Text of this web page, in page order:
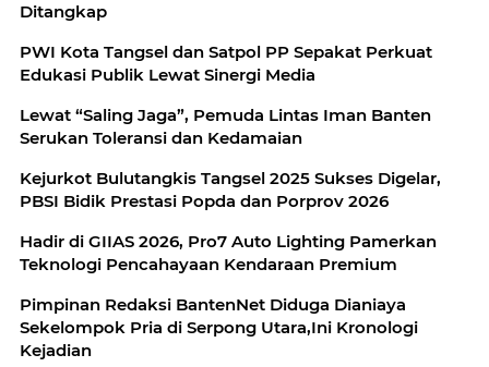
Ditangkap
PWI Kota Tangsel dan Satpol PP Sepakat Perkuat
Edukasi Publik Lewat Sinergi Media
Lewat “Saling Jaga”, Pemuda Lintas Iman Banten
Serukan Toleransi dan Kedamaian
Kejurkot Bulutangkis Tangsel 2025 Sukses Digelar,
PBSI Bidik Prestasi Popda dan Porprov 2026
Hadir di GIIAS 2026, Pro7 Auto Lighting Pamerkan
Teknologi Pencahayaan Kendaraan Premium
Pimpinan Redaksi BantenNet Diduga Dianiaya
Sekelompok Pria di Serpong Utara,Ini Kronologi
Kejadian